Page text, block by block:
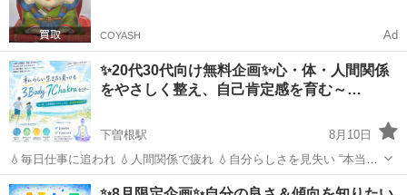
COYASH Ad
✨20代30代向け無料企画✨心・体・人間関係
をやさしく整え、自己肯定感を育む～…
下曽根駅
8月10日
💧‬毎日仕事に追われ 💧‬人間関係で疲れ 💧‬自分らしさを見失い “本当に
このままでいいのだろうか” そんな将来への不安を抱えていませんか？
福岡 北九州市 下曽根駅 ワークショップ オンライン